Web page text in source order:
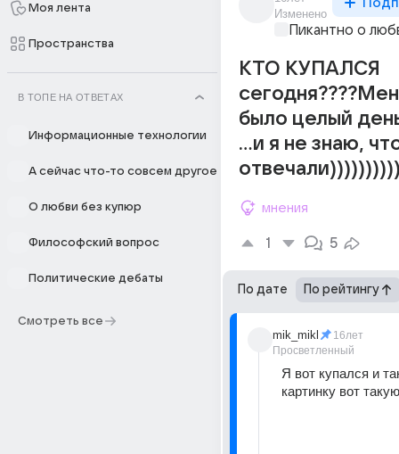
Моя лента
Пространства
В ТОПЕ НА ОТВЕТАХ
Информационные технологии
А сейчас что-то совсем другое
О любви без купюр
Философский вопрос
Политические дебаты
Смотреть все
Изменено
Пикантно о
КТО КУПАЛСЯ
было целый
...и я не знаю,
мнения
1 5
По дате По рейтингу
mik_mikl
Просветленный
16лет
Я вот купался и
картинку вот